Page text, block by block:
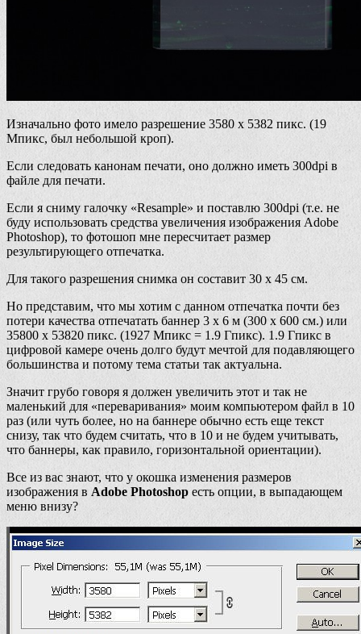
Изначально фото имело разрешение 3580 х 5382 пикс. (19
Мпикс, был небольшой кроп).
Если следовать канонам печати, оно должно иметь 300dpi в
файле для печати.
Если я сниму галочку «Resample» и поставлю 300dpi (т.е. не
буду использовать средства увеличения изображения Adobe
Photoshop), то фотошоп мне пересчитает размер
результирующего отпечатка.
Для такого разрешения снимка он составит 30 х 45 см.
Но представим, что мы хотим с данном отпечатка почти без
потери качества отпечатать баннер 3 х 6 м (300 х 600 см.) или
35800 х 53820 пикс. (1927 Мпикс = 1.9 Гпикс). 1.9 Гпикс в
цифровой камере очень долго будут мечтой для подавляющего
большинства и потому тема статьи так актуальна.
Значит грубо говоря я должен увеличить этот и так не
маленький для «переваривания» моим компьютером файл в 10
раз (или чуть более, но на баннере обычно есть еще текст
снизу, так что будем считать, что в 10 и не будем учитывать,
что баннеры, как правило, горизонтальной ориентации).
Все из вас знают, что у окошка изменения размеров
изображения в Adobe Photoshop есть опции, в выпадающем
меню внизу?